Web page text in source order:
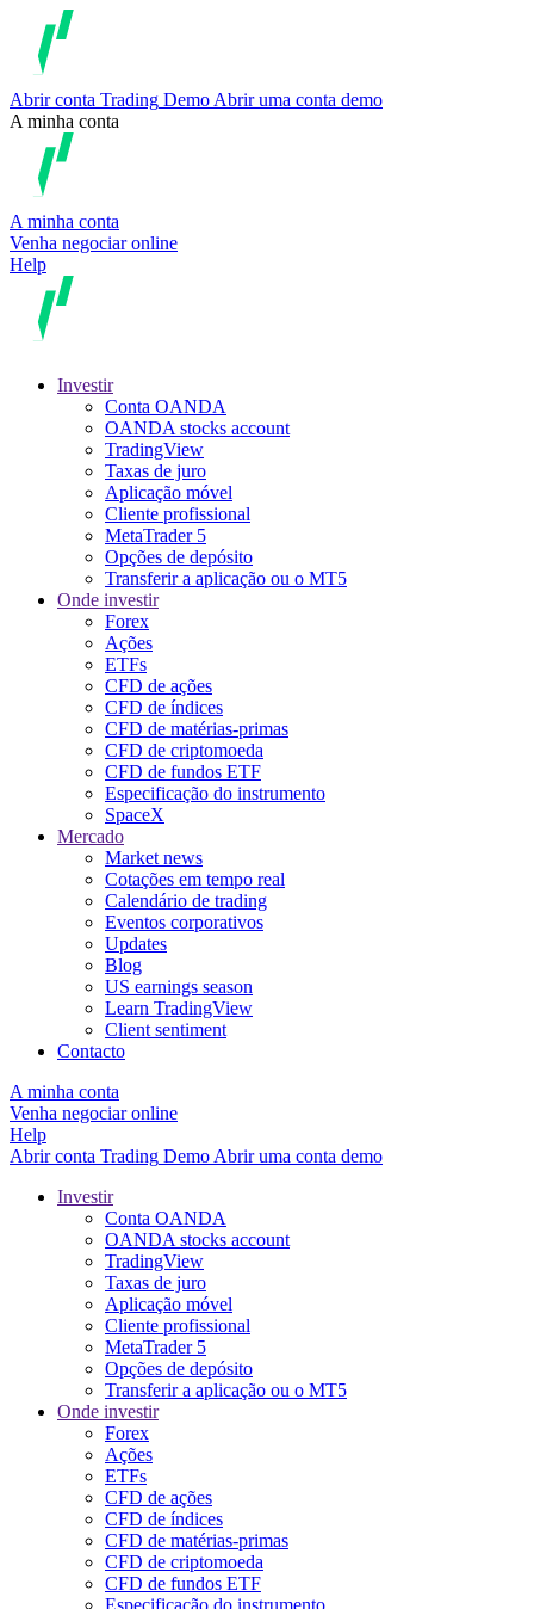
Abrir conta Trading Demo Abrir uma conta demo
A minha conta
A minha conta
Venha negociar online
Help
Investir
Conta OANDA
OANDA stocks account
TradingView
Taxas de juro
Aplicação móvel
Cliente profissional
MetaTrader 5
Opções de depósito
Transferir a aplicação ou o MT5
Onde investir
Forex
Ações
ETFs
CFD de ações
CFD de índices
CFD de matérias-primas
CFD de criptomoeda
CFD de fundos ETF
Especificação do instrumento
SpaceX
Mercado
Market news
Cotações em tempo real
Calendário de trading
Eventos corporativos
Updates
Blog
US earnings season
Learn TradingView
Client sentiment
Contacto
A minha conta
Venha negociar online
Help
Abrir conta Trading Demo Abrir uma conta demo
Investir
Conta OANDA
OANDA stocks account
TradingView
Taxas de juro
Aplicação móvel
Cliente profissional
MetaTrader 5
Opções de depósito
Transferir a aplicação ou o MT5
Onde investir
Forex
Ações
ETFs
CFD de ações
CFD de índices
CFD de matérias-primas
CFD de criptomoeda
CFD de fundos ETF
Especificação do instrumento